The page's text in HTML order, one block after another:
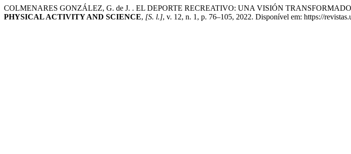
COLMENARES GONZÁLEZ, G. de J. . EL DEPORTE RECREATIVO: UNA VISIÓN
PHYSICAL ACTIVITY AND SCIENCE, [S. l.], v. 12, n. 1, p. 76–105, 2022. Disponível em: https://